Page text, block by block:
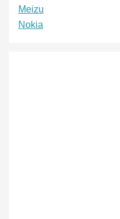
Meizu
Nokia